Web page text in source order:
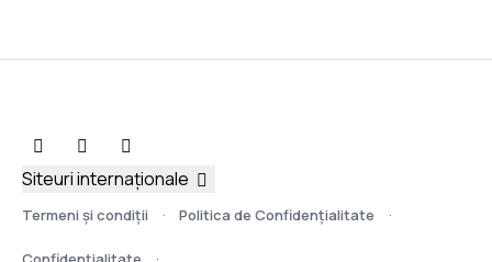
Termeni şi condiţii Politica de Confidențialitate
Siteuri internaționale